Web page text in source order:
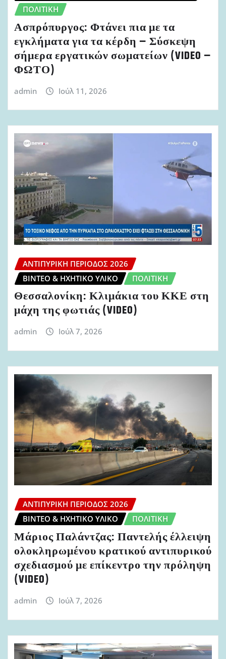
ΠΟΛΙΤΙΚΉ
Ασπρόπυργος: Φτάνει πια με τα
εγκλήματα για τα κέρδη – Σύσκεψη
σήμερα εργατικών σωματείων (VIDEO –
ΦΩΤΟ)
admin Ιούλ 11, 2026
ΑΝΤΙΠΥΡΙΚΉ ΠΕΡΊΟΔΟΣ 2026
ΒΊΝΤΕΟ & ΗΧΗΤΙΚΌ ΥΛΙΚΌ
ΠΟΛΙΤΙΚΉ
Θεσσαλονίκη: Κλιμάκια του ΚΚΕ στη
μάχη της φωτιάς (VIDEO)
admin Ιούλ 7, 2026
ΑΝΤΙΠΥΡΙΚΉ ΠΕΡΊΟΔΟΣ 2026
ΒΊΝΤΕΟ & ΗΧΗΤΙΚΌ ΥΛΙΚΌ
ΠΟΛΙΤΙΚΉ
Μάριος Παλάντζας: Παντελής έλλειψη
ολοκληρωμένου κρατικού αντιπυρικού
σχεδιασμού με επίκεντρο την πρόληψη
(VIDEO)
admin Ιούλ 7, 2026